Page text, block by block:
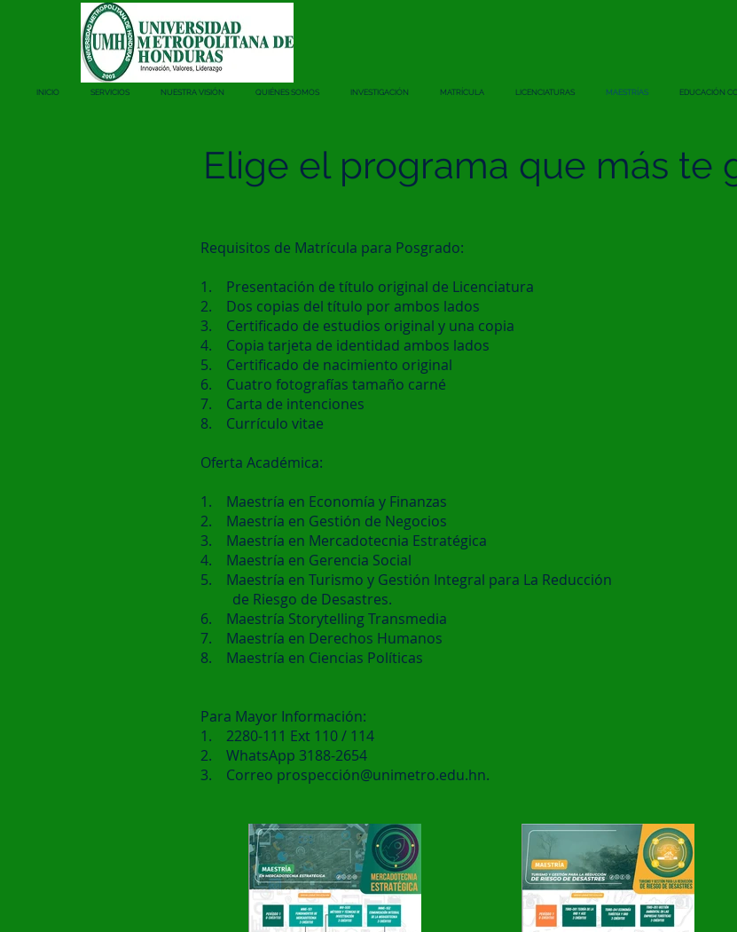
INICIO SERVICIOS NUESTRA VISIÓN QUIÉNES SOMOS INVESTIGACIÓN MATRÍCULA LICENCIATURAS MAESTRÍAS EDUCACIÓN
Elige el programa que más te
Requisitos de Matrícula para Posgrado:
1. Presentación de título original de Licenciatura
2. Dos copias del título por ambos lados
3. Certificado de estudios original y una copia
4. Copia tarjeta de identidad ambos lados
5. Certificado de nacimiento original
6. Cuatro fotografías tamaño carné
7. Carta de intenciones
8. Currículo vitae
Oferta Académica:
1. Maestría en Economía y Finanzas
2. Maestría en Gestión de Negocios
3. Maestría en Mercadotecnia Estratégica
4. Maestría en Gerencia Social
5. Maestría en Turismo y Gestión Integral para La Reducción
de Riesgo de Desastres.
6. Maestría Storytelling Transmedia
7. Maestría en Derechos Humanos
8. Maestría en Ciencias Políticas
Para Mayor Información:
1. 2280-111 Ext 110 / 114
2. WhatsApp 3188-2654
3. Correo prospección@unimetro.edu.hn.